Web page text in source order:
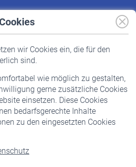
wir Cookies ein, die für den
sind.
wie möglich zu gestalten,
gerne zusätzliche Cookies
einsetzen. Diese Cookies
bedarfsgerechte Inhalte
zu den eingesetzten Cookies